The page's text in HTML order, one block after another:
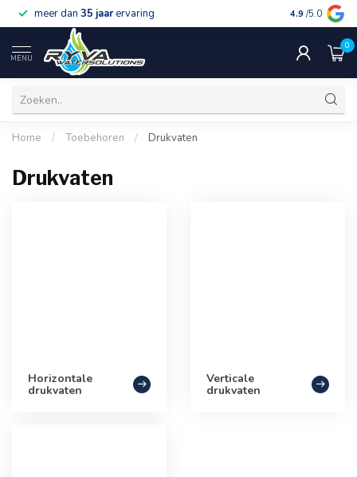
meer dan 35 jaarervaring gratis
4.9 /5.0
MENU
0
Home / Toebehoren / Drukvaten
Drukvaten
Horizontale
drukvaten
Verticale
drukvaten